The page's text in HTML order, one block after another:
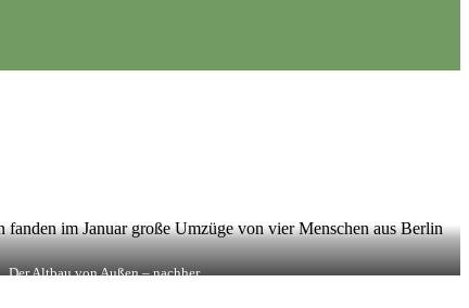
im Januar große Umzüge von vier Menschen aus Berlin
Der Altbau von Außen – nachher